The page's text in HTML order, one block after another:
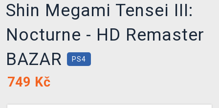
Shin Megami Tensei III:
Nocturne - HD Remaster
BAZAR
PS4
749 Kč